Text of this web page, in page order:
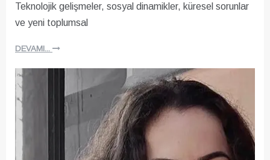
Teknolojik gelişmeler, sosyal dinamikler, küresel sorunlar
ve yeni toplumsal
DEVAMI...